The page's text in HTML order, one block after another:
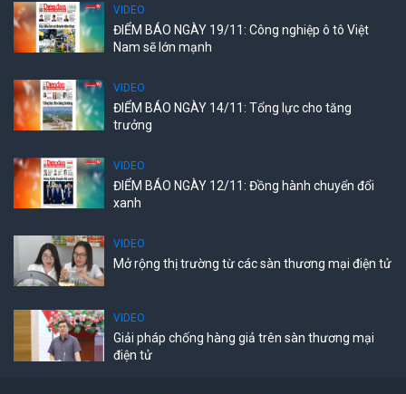
VIDEO
ĐIỂM BÁO NGÀY 19/11: Công nghiệp ô tô Việt
Nam sẽ lớn mạnh
VIDEO
ĐIỂM BÁO NGÀY 14/11: Tổng lực cho tăng
trưởng
VIDEO
ĐIỂM BÁO NGÀY 12/11: Đồng hành chuyển đổi
xanh
VIDEO
Mở rộng thị trường từ các sàn thương mại điện tử
VIDEO
Giải pháp chống hàng giả trên sàn thương mại
điện tử